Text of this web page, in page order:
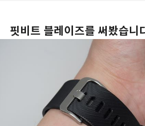
핏비트 블레이즈를 써봤습니